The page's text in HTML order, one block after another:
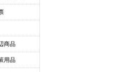
商品
用品